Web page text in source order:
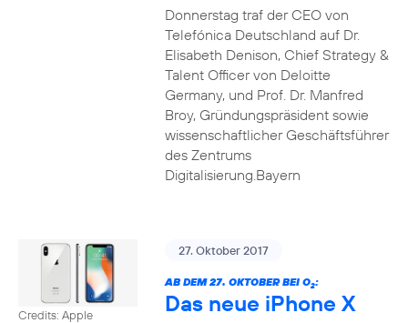
Donnerstag traf der CEO von
Telefónica Deutschland auf Dr.
Elisabeth Denison, Chief Strategy &
Talent Officer von Deloitte
Germany, und Prof. Dr. Manfred
Broy, Gründungspräsident sowie
wissenschaftlicher Geschäftsführer
des Zentrums
Digitalisierung.Bayern
Credits: Apple
27. Oktober 2017
AB DEM 27. OKTOBER BEI O2:
Das neue iPhone X